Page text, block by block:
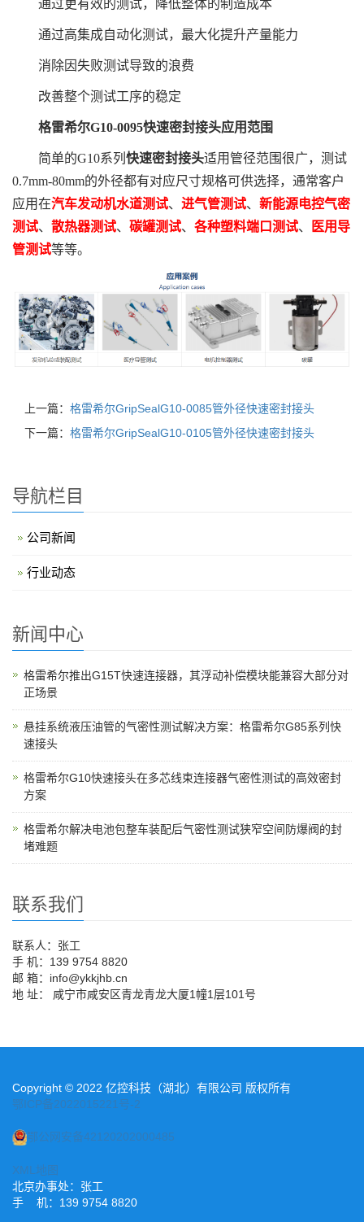
通过更有效的测试，降低整体的制造成本
通过高集成自动化测试，最大化提升产量能力
消除因失败测试导致的浪费
改善整个测试工序的稳定
格雷希尔G10-0095快速密封接头应用范围
简单的G10系列 快速密封接头适用管径范围很广，测试
0.7mm-80mm的外径都有对应尺寸规格可供选择，通常客户
应用在汽车发动机水道测试、 进气管测试、 新能源电控气密
测试、 散热器测试、 碳罐测试、 各种塑料端口测试、
医用导
管测试等等。
上一篇： 格雷希尔GripSealG10-0085管外径快速密封接头
下一篇： 格雷希尔GripSealG10-0105管外径快速密封接头
导航栏目
公司新闻
行业动态
新闻中心
格雷希尔推出G15T快速连接器，其浮动补偿模块能兼容大部分对
正场景
悬挂系统液压油管的气密性测试解决方案：格雷希尔G85系列快
速接头
格雷希尔G10快速接头在多芯线束连接器气密性测试的高效密封
方案
格雷希尔解决电池包整车装配后气密性测试狭窄空间防爆阀的封
堵难题
联系我们
联系人：张工
手 机：139 9754 8820
邮 箱：info@ykkjhb.cn
地 址： 咸宁市咸安区青龙青龙大厦1幢1层101号
Copyright © 2022 亿控科技（湖北）有限公司 版权所有
鄂ICP备2022015221号-2
鄂公网安备42120202000485
XML地图
北京办事处：张工
手 机：139 9754 8820